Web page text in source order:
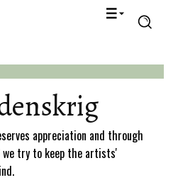
appreciation and through
try to keep the artists'